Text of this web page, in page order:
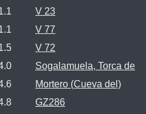
V 23
V 77
V 72
Sogalamuela, Torca de
Mortero (Cueva del)
GZ286